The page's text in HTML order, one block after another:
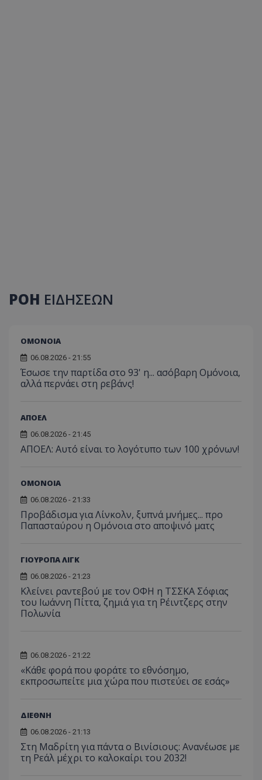
ΡΟΗ ΕΙΔΗΣΕΩΝ
ΟΜΟΝΟΙΑ
06.08.2026 - 21:55
Έσωσε την παρτίδα στο 93' η... ασόβαρη Ομόνοια,
αλλά περνάει στη ρεβάνς!
ΑΠΟΕΛ
06.08.2026 - 21:45
ΑΠΟΕΛ: Αυτό είναι το λογότυπο των 100 χρόνων!
ΟΜΟΝΟΙΑ
06.08.2026 - 21:33
Προβάδισμα για Λίνκολν, ξυπνά μνήμες... προ
Παπασταύρου η Ομόνοια στο αποψινό ματς
ΓΙΟΥΡΟΠΑ ΛΙΓΚ
06.08.2026 - 21:23
Κλείνει ραντεβού με τον ΟΦΗ η ΤΣΣΚΑ Σόφιας
του Ιωάννη Πίττα, ζημιά για τη Ρέιντζερς στην
Πολωνία
06.08.2026 - 21:22
«Κάθε φορά που φοράτε το εθνόσημο,
εκπροσωπείτε μια χώρα που πιστεύει σε εσάς»
ΔΙΕΘΝΗ
06.08.2026 - 21:13
Στη Μαδρίτη για πάντα ο Βινίσιους: Ανανέωσε με
τη Ρεάλ μέχρι το καλοκαίρι του 2032!